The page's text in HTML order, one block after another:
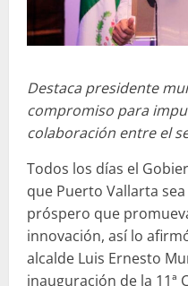
Destaca presidente
compromiso para
colaboración entre el
Todos los días el
que Puerto Vallarta
próspero que
innovación, así lo
alcalde Luis Ernesto
inauguración de la 11ª